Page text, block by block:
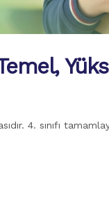
4. sınıfı